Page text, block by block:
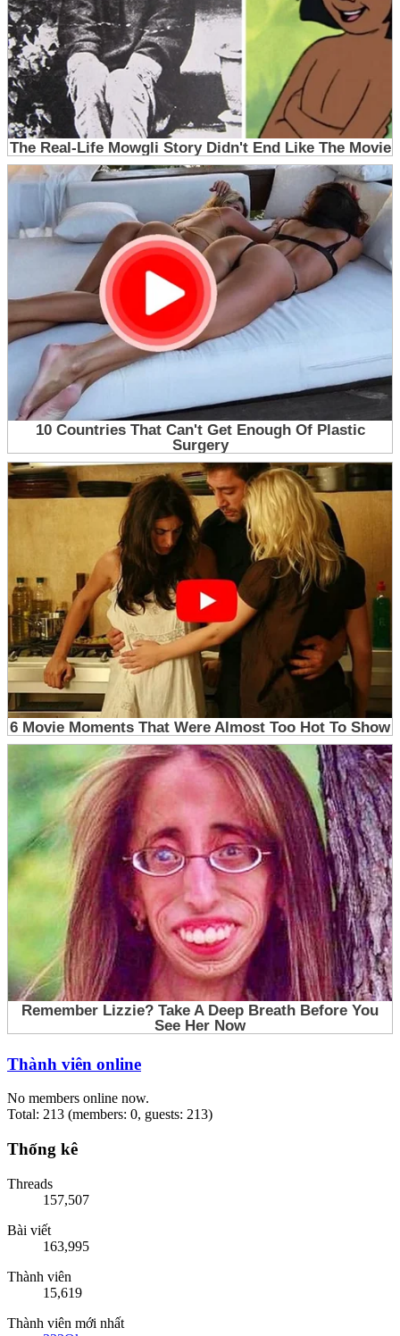
Thành viên online
No members online now.
Total: 213 (members: 0, guests: 213)
Thống kê
Threads
157,507
Bài viết
163,995
Thành viên
15,619
Thành viên mới nhất